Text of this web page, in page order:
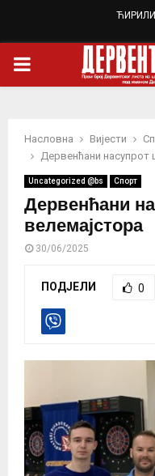
PRIMARY
Насловна Вијести
Дервенћани насупрот
Uncategorized @bs Спорт
Дервенћани
велемајстора
30/06/2025
ПОДЈЕЛИ 0